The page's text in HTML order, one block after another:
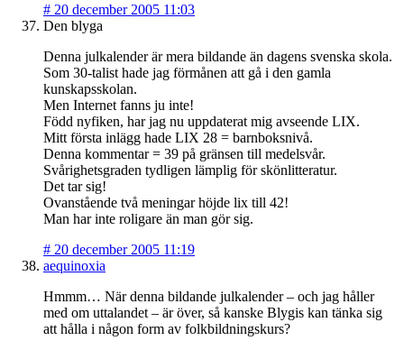
# 20 december 2005 11:03
Den blyga
Denna julkalender är mera bildande än dagens svenska skola.
Som 30-talist hade jag förmånen att gå i den gamla
kunskapsskolan.
Men Internet fanns ju inte!
Född nyfiken, har jag nu uppdaterat mig avseende LIX.
Mitt första inlägg hade LIX 28 = barnboksnivå.
Denna kommentar = 39 på gränsen till medelsvår.
Svårighetsgraden tydligen lämplig för skönlitteratur.
Det tar sig!
Ovanstående två meningar höjde lix till 42!
Man har inte roligare än man gör sig.
# 20 december 2005 11:19
aequinoxia
Hmmm… När denna bildande julkalender – och jag håller
med om uttalandet – är över, så kanske Blygis kan tänka sig
att hålla i någon form av folkbildningskurs?